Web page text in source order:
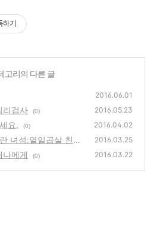
하기
고리의 다른 글
2016.06.01
리검사 (0) 2016.05.23
요. (0) 2016.04.02
녀석:열일곱살 친구
2016.03.25
나에게 (0) 2016.03.22